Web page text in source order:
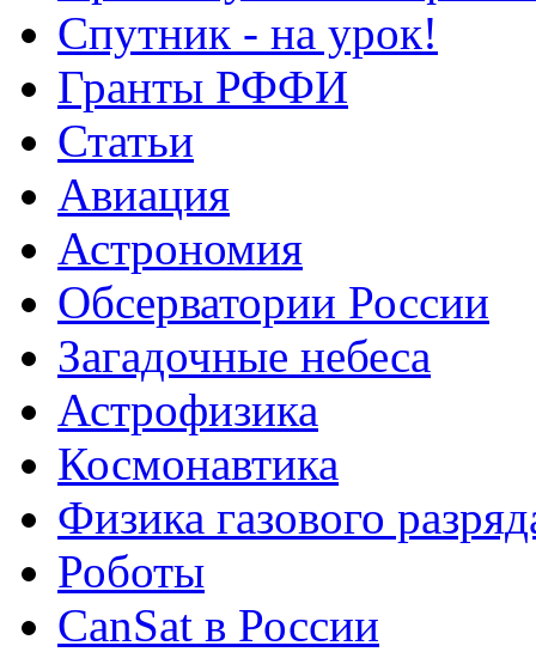
Спутник - на урок!
Гранты РФФИ
Статьи
Авиация
Астрономия
Обсерватории России
Загадочные небеса
Астрофизика
Космонавтика
Физика газового
Роботы
CanSat в России